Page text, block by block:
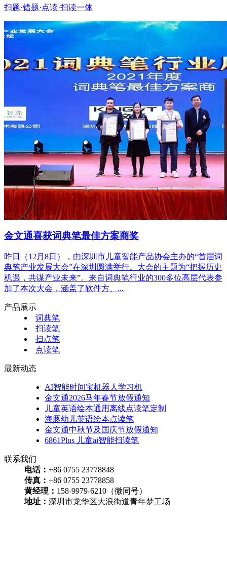
扫题·错题·点读·扫读一体
金文通喜获词典笔最佳方案商奖
昨日（12月8日），由深圳市儿童智能产品协会主办的“首届词
典笔产业发展大会”在深圳圆满举行。大会的主题为“把握历史
机遇，共谋产业未来”。来自词典笔行业的300多位高层代表参
加了本次大会，涵盖了软件方、...
产品展示
词典笔
扫读笔
扫点笔
点读笔
最新动态
AI智能时间宝机器人学习机
金文通2026马年春节放假通知
儿童英语绘本通用离线点读笔定制
海豚幼儿英语绘本点读笔
金文通中秋节及国庆节放假通知
6861Plus 儿童ai智能扫读笔
联系我们
电话： +86 0755 23778848
传真： +86 0755 23778858
黄经理： 158-9979-6210（微同号）
地址： 深圳市龙华区大浪街道青年梦工场